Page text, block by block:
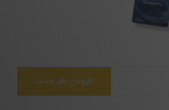
افزودن نظر جدید